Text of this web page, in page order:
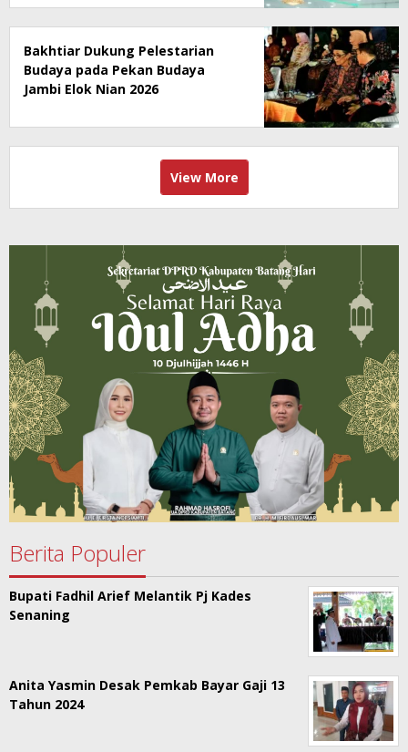
Bakhtiar Dukung Pelestarian
Budaya pada Pekan Budaya
Jambi Elok Nian 2026
View More
Berita Populer
Bupati Fadhil Arief Melantik Pj Kades
Senaning
Anita Yasmin Desak Pemkab Bayar Gaji 13
Tahun 2024